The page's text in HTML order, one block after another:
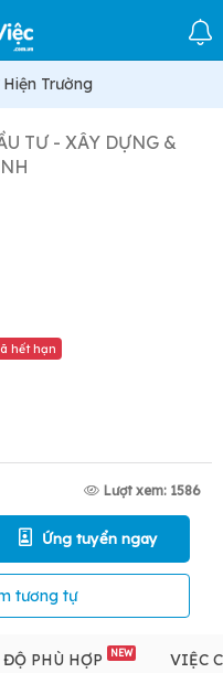
Hiện Trường
TƯ - XÂY DỰNG &
hết hạn
Lượt xem: 1586
Ứng tuyển ngay
tương tự
ĐỘ PHÙ HỢP NEW VIỆC